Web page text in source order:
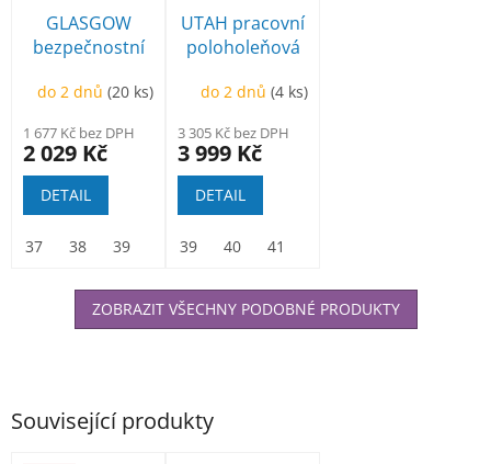
Související produkty
GLASGOW
bezpečnostní
do 2 dnů(20 ks)
1 677 Kč bez DPH
2 029 Kč
DETAIL
37 38 39
UTAH pracovní
poloholeňová
do 2 dnů(4 ks)
3 305 Kč bez DPH
3 999 Kč
DETAIL
39 40 41
ZOBRAZIT VŠECHNY PODOBNÉ PRODUKTY